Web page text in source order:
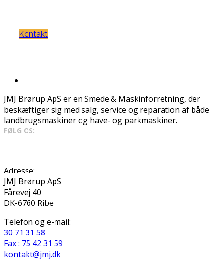
Kontakt
JMJ Brørup ApS er en Smede & Maskinforretning, der
beskæftiger sig med salg, service og reparation af både
landbrugsmaskiner og have- og parkmaskiner.
FØLG OS:
Adresse:
JMJ Brørup ApS
Fårevej 40
DK-6760 Ribe
Telefon og e-mail:
30 71 31 58
Fax : 75 42 31 59
kontakt@jmj.dk